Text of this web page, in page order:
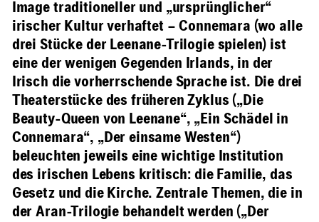
Image traditioneller und „ursprünglicher“
irischer Kultur verhaftet – Connemara (wo alle
drei Stücke der Leenane-Trilogie spielen) ist
eine der wenigen Gegenden Irlands, in der
Irisch die vorherrschende Sprache ist. Die drei
Theaterstücke des früheren Zyklus („Die
Beauty-Queen von Leenane“, „Ein Schädel in
Connemara“, „Der einsame Westen“)
beleuchten jeweils eine wichtige Institution
des irischen Lebens kritisch: die Familie, das
Gesetz und die Kirche. Zentrale Themen, die in
der Aran-Trilogie behandelt werden („Der